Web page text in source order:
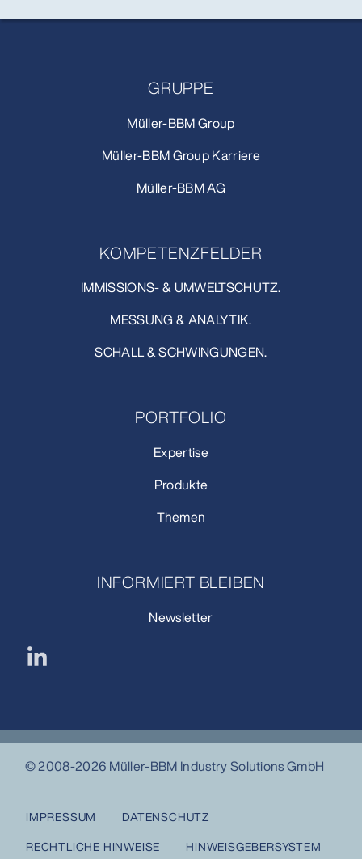
GRUPPE
Müller-BBM Group
Müller-BBM Group Karriere
Müller-BBM AG
KOMPETENZFELDER
IMMISSIONS- & UMWELTSCHUTZ.
MESSUNG & ANALYTIK.
SCHALL & SCHWINGUNGEN.
PORTFOLIO
Expertise
Produkte
Themen
INFORMIERT BLEIBEN
Newsletter
© 2008-2026 Müller-BBM Industry Solutions GmbH
IMPRESSUM
DATENSCHUTZ
RECHTLICHE HINWEISE
HINWEISGEBERSYSTEM